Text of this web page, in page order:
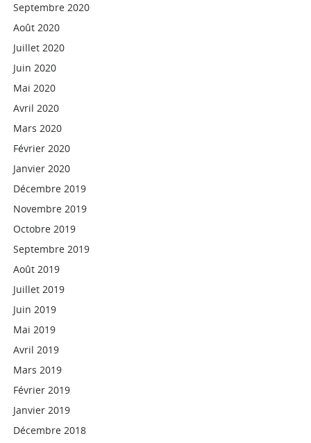
Septembre 2020
Août 2020
Juillet 2020
Juin 2020
Mai 2020
Avril 2020
Mars 2020
Février 2020
Janvier 2020
Décembre 2019
Novembre 2019
Octobre 2019
Septembre 2019
Août 2019
Juillet 2019
Juin 2019
Mai 2019
Avril 2019
Mars 2019
Février 2019
Janvier 2019
Décembre 2018